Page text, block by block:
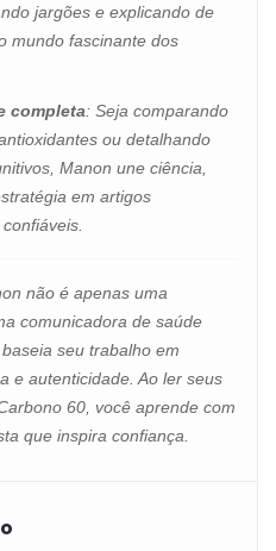
jargões e explicando de
mundo fascinante dos
completa: Seja comparando
ou detalhando
Manon une ciência,
em artigos
não é apenas uma
comunicadora de saúde
seu trabalho em
e autenticidade. Ao ler seus
60, você aprende com
que inspira confiança.